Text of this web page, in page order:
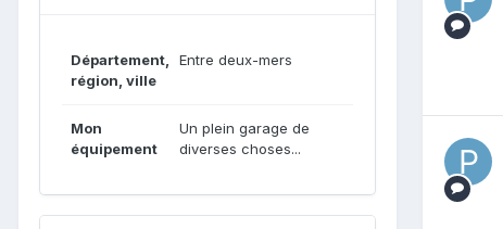
Département,
région, ville
Entre deux-mers
Mon
équipement
Un plein garage de
diverses choses...